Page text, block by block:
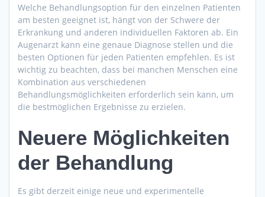
Welche Behandlungsoption für den einzelnen Patienten
am besten geeignet ist, hängt von der Schwere der
Erkrankung und anderen individuellen Faktoren ab. Ein
Augenarzt kann eine genaue Diagnose stellen und die
besten Optionen für jeden Patienten empfehlen. Es ist
wichtig zu beachten, dass bei manchen Menschen eine
Kombination aus verschiedenen
Behandlungsmöglichkeiten erforderlich sein kann, um
die bestmöglichen Ergebnisse zu erzielen.
Neuere Möglichkeiten
der Behandlung
Es gibt derzeit einige neue und experimentelle